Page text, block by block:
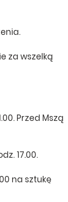
za wszelką
Przed Mszą
17.00.